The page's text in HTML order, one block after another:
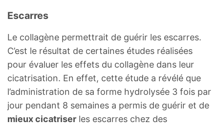
Escarres
Le collagène permettrait de guérir les escarres.
C’est le résultat de certaines études réalisées
pour évaluer les effets du collagène dans leur
cicatrisation. En effet, cette étude a révélé que
l’administration de sa forme hydrolysée 3 fois par
jour pendant 8 semaines a permis de guérir et de
mieux cicatriser les escarres chez des